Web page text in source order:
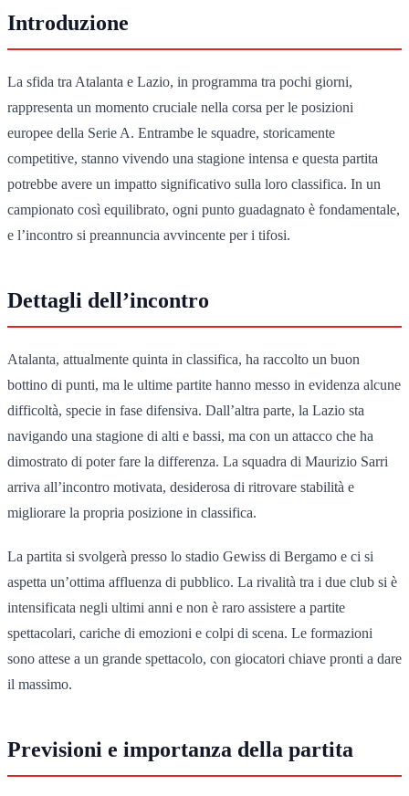
Introduzione
La sfida tra Atalanta e Lazio, in programma tra pochi giorni,
rappresenta un momento cruciale nella corsa per le posizioni
europee della Serie A. Entrambe le squadre, storicamente
competitive, stanno vivendo una stagione intensa e questa partita
potrebbe avere un impatto significativo sulla loro classifica. In un
campionato così equilibrato, ogni punto guadagnato è fondamentale,
e l’incontro si preannuncia avvincente per i tifosi.
Dettagli dell’incontro
Atalanta, attualmente quinta in classifica, ha raccolto un buon
bottino di punti, ma le ultime partite hanno messo in evidenza alcune
difficoltà, specie in fase difensiva. Dall’altra parte, la Lazio sta
navigando una stagione di alti e bassi, ma con un attacco che ha
dimostrato di poter fare la differenza. La squadra di Maurizio Sarri
arriva all’incontro motivata, desiderosa di ritrovare stabilità e
migliorare la propria posizione in classifica.
La partita si svolgerà presso lo stadio Gewiss di Bergamo e ci si
aspetta un’ottima affluenza di pubblico. La rivalità tra i due club si è
intensificata negli ultimi anni e non è raro assistere a partite
spettacolari, cariche di emozioni e colpi di scena. Le formazioni
sono attese a un grande spettacolo, con giocatori chiave pronti a dare
il massimo.
Previsioni e importanza della partita